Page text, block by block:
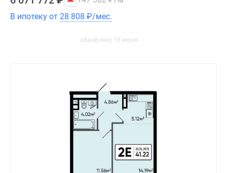
В ипотеку от 28 808 ₽/мес.
обновлено 16 июня